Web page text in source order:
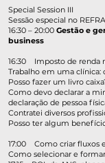
Special Session III​
Sessão especial no
16:30 – 20:00 Gestão e
business
16:30 Imposto de renda
Trabalho em uma clínica:
Posso fazer um livro
Como devo declarar a
declaração de pessoa
Contratei diversos
Posso ter algum
17:00 Como criar fluxos
Como selecionar e